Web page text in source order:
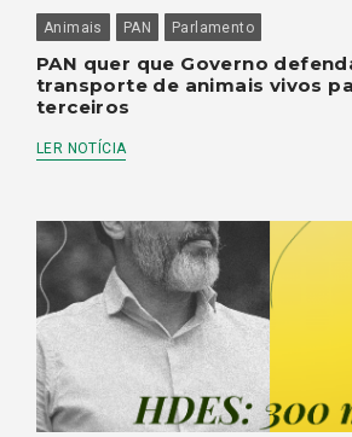
Animais PAN Parlamento
PAN quer que Governo
transporte de animais vivos
terceiros
LER NOTÍCIA